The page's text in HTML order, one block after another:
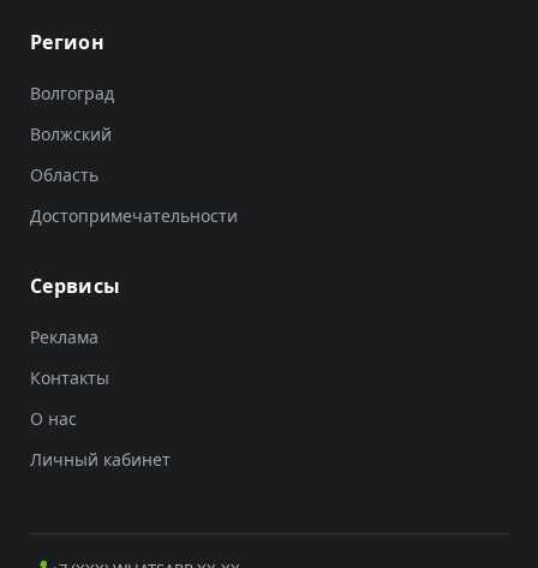
Регион
Волгоград
Волжский
Область
Достопримечательности
Сервисы
Реклама
Контакты
О нас
Личный кабинет